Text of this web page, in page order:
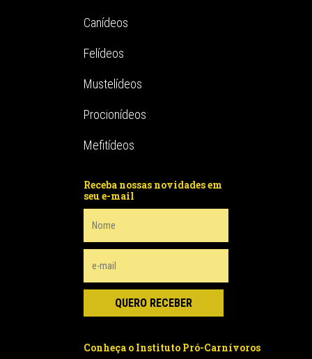
Canídeos
Felídeos
Mustelídeos
Procionídeos
Mefitídeos
Receba nossas novidades em
seu e-mail
Conheça o Instituto Pró-Carnívoros